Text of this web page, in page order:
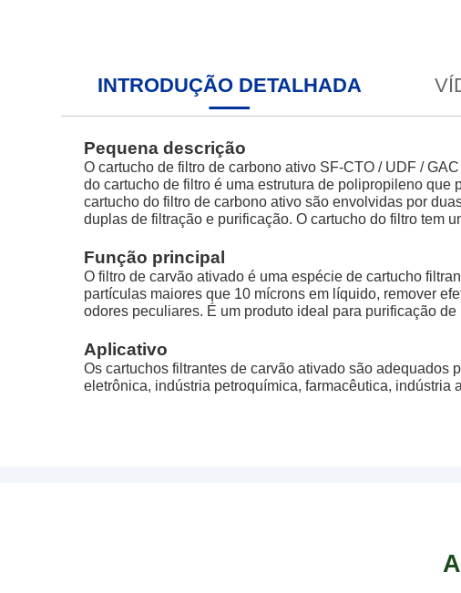
INTRODUÇÃO DETALHADA
Pequena descrição
O cartucho de filtro de carbono ativo SF-CTO / UDF /
do cartucho de filtro é uma estrutura de polipropileno que
cartucho do filtro de carbono ativo são envolvidas por
duplas de filtração e purificação. O cartucho do filtro tem
Função principal
O filtro de carvão ativado é uma espécie de cartucho
partículas maiores que 10 mícrons em líquido, remover
odores peculiares. É um produto ideal para purificação de
Aplicativo
Os cartuchos filtrantes de carvão ativado são adequados
eletrônica, indústria petroquímica, farmacêutica, indústria